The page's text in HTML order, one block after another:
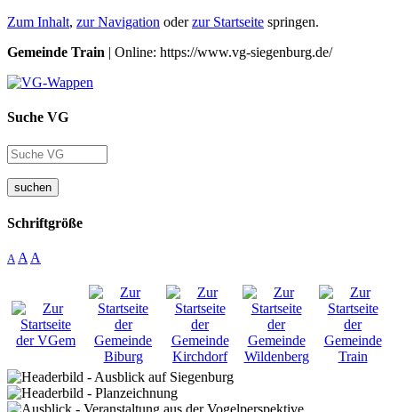
Zum Inhalt, zur Navigation oderzur Startseite springen.
Gemeinde Train | Online: https://www.vg-siegenburg.de/
Suche VG
suchen
Schriftgröße
A A A